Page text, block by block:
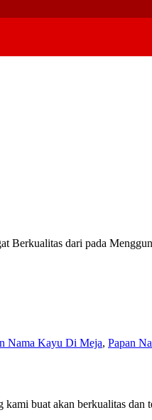
dari pada
Nama Kayu Di Meja, Papan
buat akan berkualitas dan